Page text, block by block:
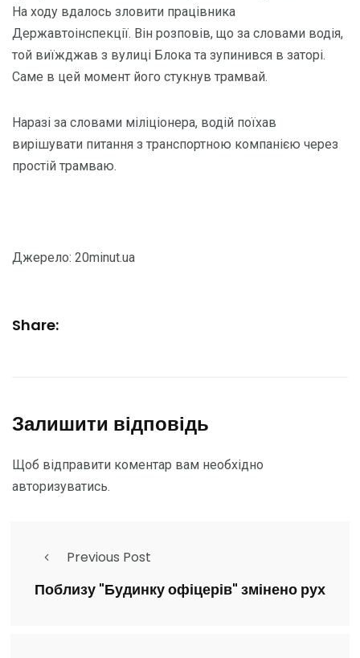
На ходу вдалось зловити працівника
Державтоінспекції. Він розповів, що за словами водія,
той виїжджав з вулиці Блока та зупинився в заторі.
Саме в цей момент його стукнув трамвай.
Наразі за словами міліціонера, водій поїхав
вирішувати питання з транспортною компанією через
простій трамваю.
Джерело: 20minut.ua
Share:
Залишити відповідь
Щоб відправити коментар вам необхідно
авторизуватись.
Previous Post
Поблизу "Будинку офіцерів" змінено рух